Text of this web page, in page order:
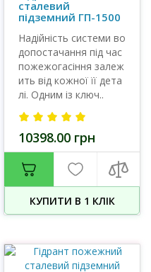
сталевий
підземний ГП-1500
Надійність системи во
допостачання під час
пожежогасіння залеж
ить від кожної її дета
лі. Одним із ключ..
10398.00 грн
КУПИТИ В 1 КЛIК